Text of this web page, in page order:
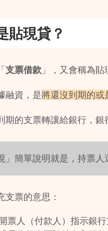
貼現貸？
支票借款 」，又會稱為貼
融資，是將還沒到期的或
期的支票轉讓給銀行，銀
」簡單說明就是，持票
支票的意思：
票人（付款人）指示銀